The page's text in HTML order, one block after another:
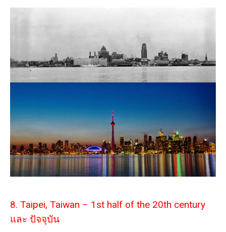
8. Taipei, Taiwan – 1st half of the 20th century
และ ปัจจุบัน